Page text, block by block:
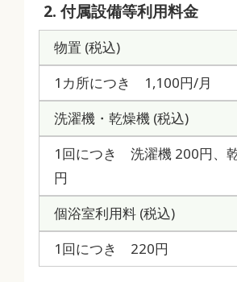
2. 付属設備等利用料金
物置 (税込)
1カ所につき 1,100円/月
洗濯機・乾燥機 (税込)
1回につき 洗濯機 200円、
円
個浴室利用料 (税込)
1回につき 220円